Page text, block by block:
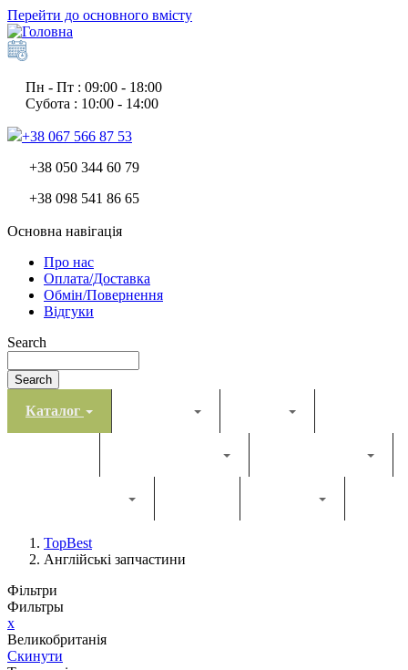
Перейти до основного вмісту
Пн - Пт : 09:00 - 18:00
Субота : 10:00 - 14:00
+38 067 566 87 53
+38 050 344 60 79
+38 098 541 86 65
Основна навігація
Про нас
Оплата/Доставка
Обмін/Повернення
Відгуки
Search
Search
Каталог
TopBest
Англійські запчастини
Фільтри
Фильтры
x
Великобританія
Скинути